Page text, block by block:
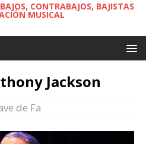
CONTRABAJOS, BAJISTAS
MUSICAL
Jackson
de Fa